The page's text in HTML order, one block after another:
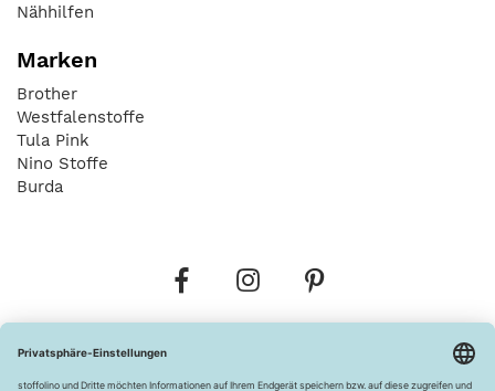
Nähhilfen
Marken
Brother
Westfalenstoffe
Tula Pink
Nino Stoffe
Burda